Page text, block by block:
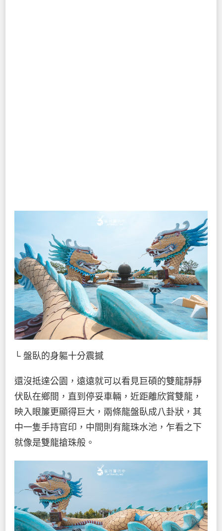
└ 盤臥的身軀十分震撼
還沒抵達公園，遠遠就可以看見巨碩的雙龍靜靜
伏臥在鄉間，直到停妥車輛，近距離欣賞雙龍，
映入眼簾更顯得巨大，兩條龍盤臥成八卦狀，其
中一隻手持官印，中間則有龍珠水池，乍看之下
就像是雙龍搶珠般。